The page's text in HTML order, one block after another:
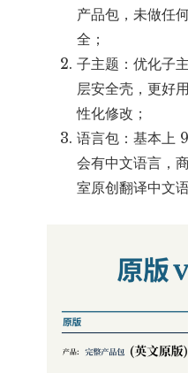
产品包，未做任
全；
子主题：优化子
层安全壳，更好
性化修改；
语言包：基本上
会有中文语言，
室原创翻译中文